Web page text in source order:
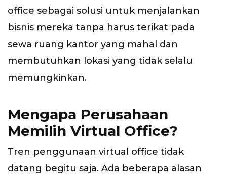
office sebagai solusi untuk menjalankan
bisnis mereka tanpa harus terikat pada
sewa ruang kantor yang mahal dan
membutuhkan lokasi yang tidak selalu
memungkinkan.
Mengapa Perusahaan
Memilih Virtual Office?
Tren penggunaan virtual office tidak
datang begitu saja. Ada beberapa alasan